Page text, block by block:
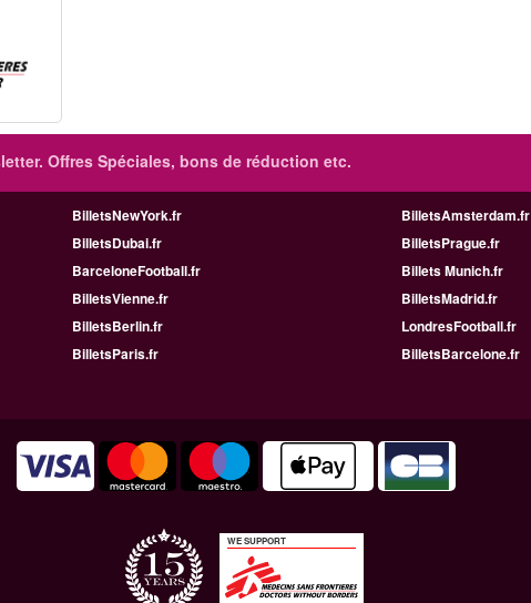
Offres Spéciales, bons de réduction etc.
BilletsNewYork.fr
BilletsAmsterdam.fr
BilletsDubai.fr
BilletsPrague.fr
BarceloneFootball.fr
Billets Munich.fr
BilletsVienne.fr
BilletsMadrid.fr
BilletsBerlin.fr
LondresFootball.fr
BilletsParis.fr
BilletsBarcelone.fr
WE SUPPORT